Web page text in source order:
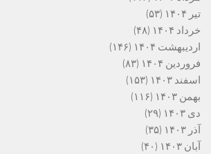
تیر ۱۴۰۴
(۵۳)
خرداد ۱۴۰۴
(۴۸)
اردیبهشت ۱۴۰۴
(۱۴۶)
فروردین ۱۴۰۴
(۸۳)
اسفند ۱۴۰۳
(۱۵۳)
بهمن ۱۴۰۳
(۱۱۶)
دی ۱۴۰۳
(۲۹)
آذر ۱۴۰۳
(۳۵)
آبان ۱۴۰۳
(۴۰)